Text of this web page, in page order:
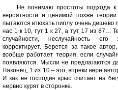
Не понимаю простоты подхода
вероятности и ценимой позже
пытаются втюхать пиплу очень дешево
нас 1 к 10, тут 1 к 27, а тут 17 из 87…
случайности, неслучайность его
корректирует. Берется за такое
вообще работает теория, если
появляются. Мысли не предлагаются
Наконец, 1 из 10 – это, впреки вере
И как её господин крыс считает на
нервно курят в сторонке.